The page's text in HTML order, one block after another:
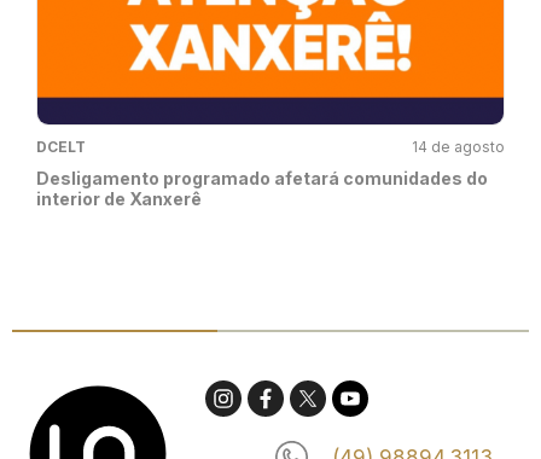
DCELT 14 de agosto
Desligamento programado afetará comunidades do
interior de Xanxerê